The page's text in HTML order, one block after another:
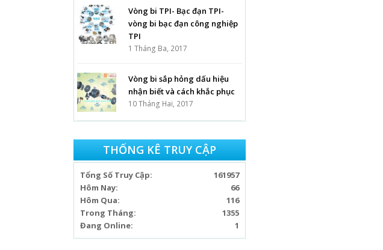
Vòng bi TPI- Bạc đạn TPI-
vòng bi bạc đạn công nghiệp
TPI
1 Tháng Ba, 2017
Vòng bi sắp hỏng dấu hiệu
nhận biết và cách khắc phục
10 Tháng Hai, 2017
THỐNG KÊ TRUY CẬP
161957
Tổng Số Truy Cập:
66
Hôm Nay:
116
Hôm Qua:
1355
Trong Tháng:
1
Đang Online: